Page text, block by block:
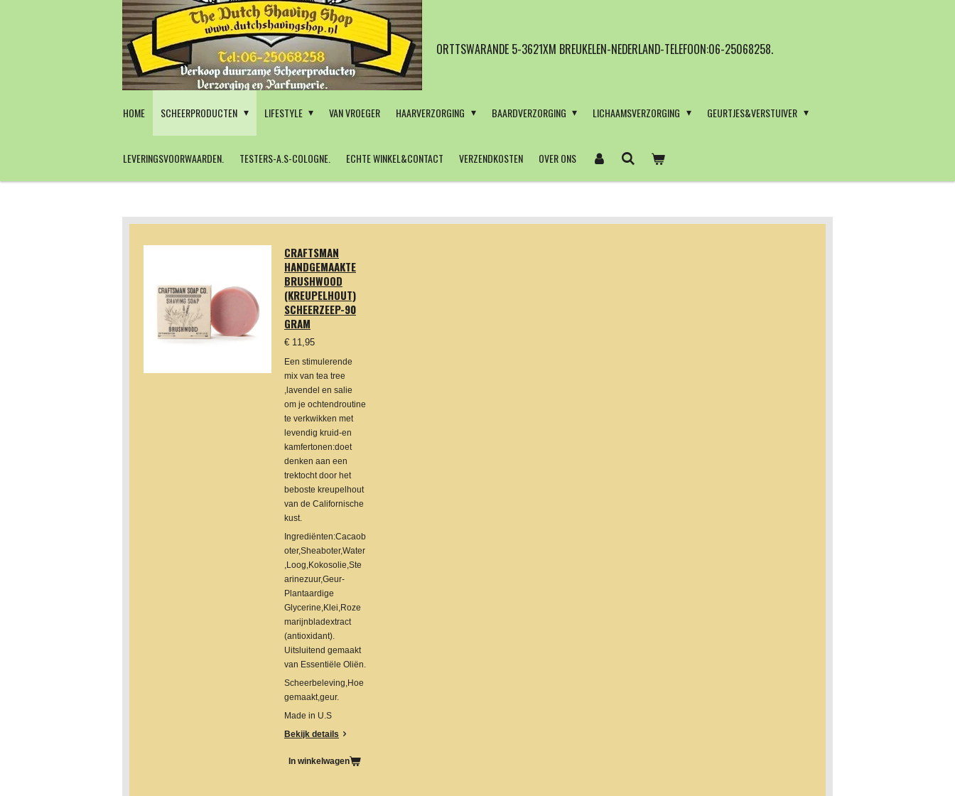
ORTTSWARANDE 5-3621XM BREUKELEN-NEDERLAND-TELEFOON:06-25068258.
HOME SCHEERPRODUCTEN LIFESTYLE VAN VROEGER HAARVERZORGING BAARDVERZORGING LICHAAMSVERZORGING GEURTJES&VERSTUIVER
LEVERINGSVOORWAARDEN. TESTERS-A.S-COLOGNE. ECHTE WINKEL&CONTACT VERZENDKOSTEN OVER ONS
CRAFTSMAN
HANDGEMAAKTE
BRUSHWOOD
(KREUPELHOUT)
SCHEERZEEP-90
GRAM
€ 11,95
Een stimulerende
mix van tea tree
,lavendel en salie
om je ochtendroutine
te verkwikken met
levendig kruid-en
kamfertonen:doet
denken aan een
trektocht door het
beboste kreupelhout
van de Californische
kust.
Ingrediënten:Cacaob
oter,Sheaboter,Water
,Loog,Kokosolie,Ste
arinezuur,Geur-
Plantaardige
Glycerine,Klei,Roze
marijnbladextract
(antioxidant).
Uitsluitend gemaakt
van Essentiële Oliën.
Scheerbeleving,Hoe
gemaakt,geur.
Made in U.S
Bekijk details
In winkelwagen